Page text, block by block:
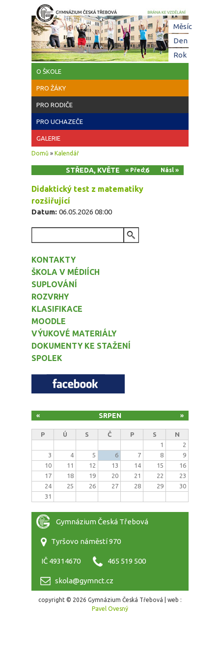
Přejít k hlavnímu obsahu
O ŠKOLE
PRO ŽÁKY
PRO RODIČE
PRO UCHAZEČE
GALERIE
Jste zde
Domů » Kalendář
STŘEDA, KVĚTEN 6, 2026
« Před Násl »
Didaktický test z matematiky
rozšiřující
Datum: 06.05.2026 08:00
KONTAKTY
ŠKOLA V MÉDIÍCH
SUPLOVÁNÍ
ROZVRHY
KLASIFIKACE
MOODLE
VÝUKOVÉ MATERIÁLY
DOKUMENTY KE STAŽENÍ
SPOLEK
SRPEN
« »
P Ú S Č P S
N
1
2
3
4 5 6 7 8
9
10
11 12 13 14 15
16
17
18 19 20 21 22
23
24
25 26 27 28 29
30
31
Gymnázium Česká Třebová
Tyršovo náměstí 970
IČ 49314670 465 519 500
skola@gymnct.cz
copyright © 2026 Gymnázium Česká Třebová | web :
Pavel Ovesný
Měsíc
Den(aktivní
Rok